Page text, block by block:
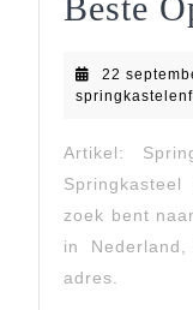
22
Artikel:
zoek bent
in
adres.